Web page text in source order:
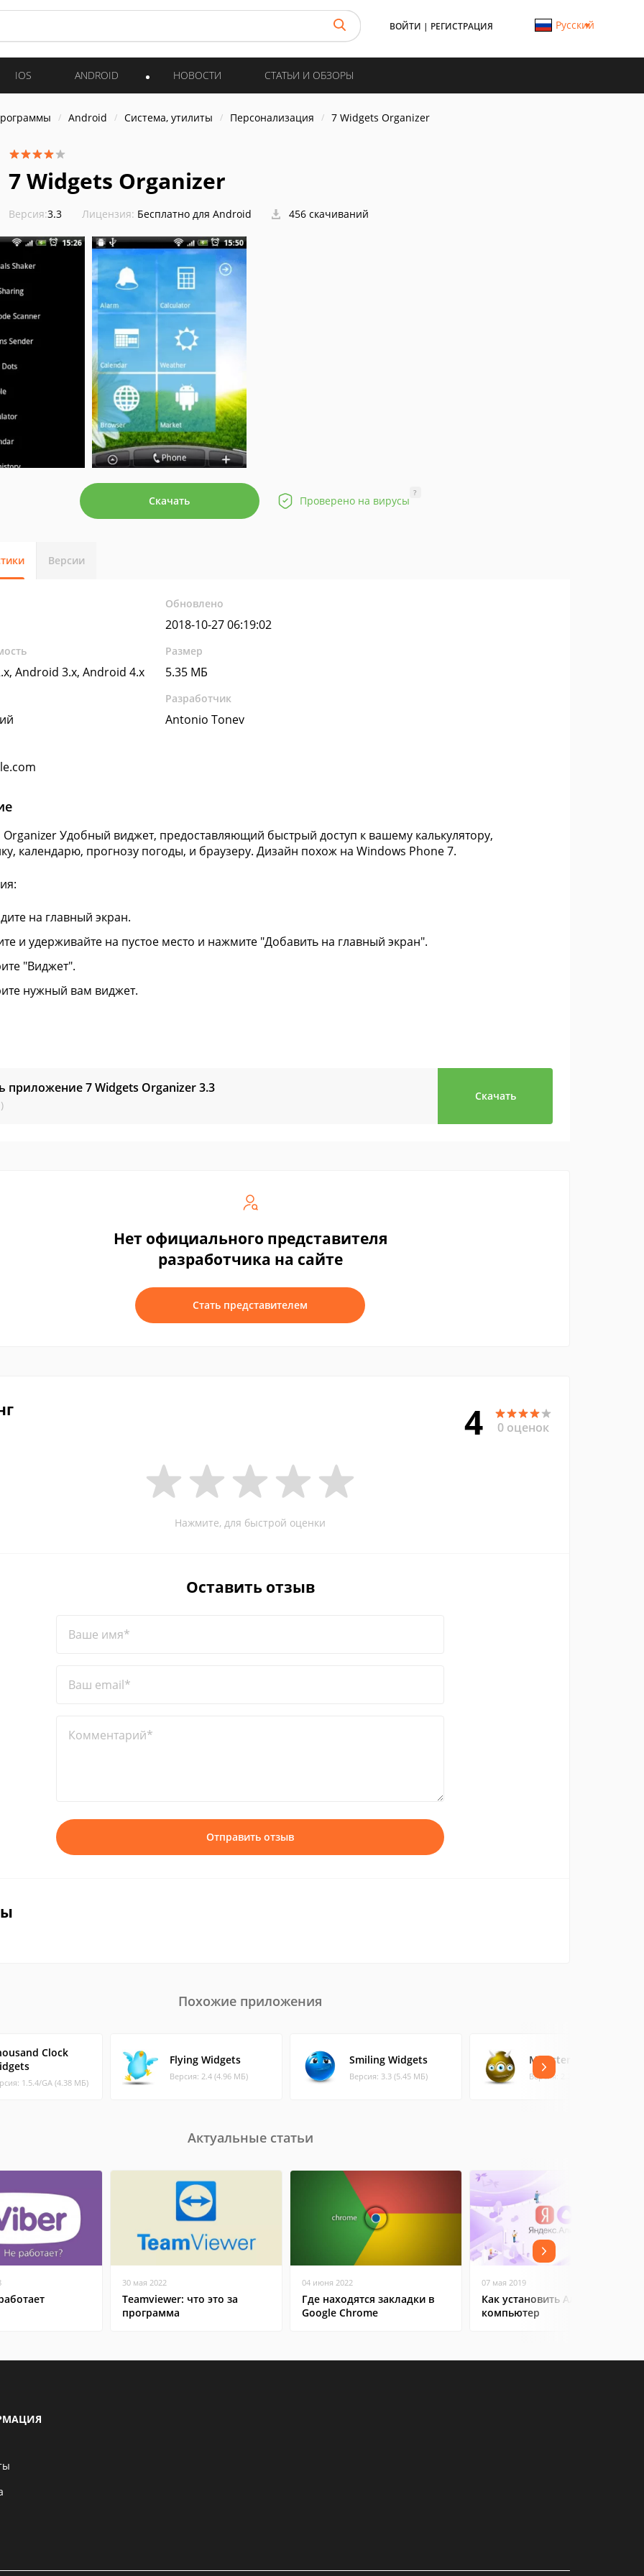
ВОЙТИ | РЕГИСТРАЦИЯ Русский
IOS ANDROID НОВОСТИ СТАТЬИ И ОБЗОРЫ
Android Система, утилиты Персонализация 7 Widgets Organizer
7 Widgets Organizer
Версия:3.3 Лицензия: Бесплатно для Android 456 скачиваний
Скачать Проверено на вирусы
?
Версии
Обновлено
2018-10-27 06:19:02
Android 3.x, Android 4.x
Размер
5.35 МБ
Разработчик
Antonio Tonev
Organizer Удобный виджет, предоставляющий быстрый доступ к вашему калькулятору,
календарю, прогнозу погоды, и браузеру. Дизайн похож на Windows Phone 7.
на главный экран.
и удерживайте на пустое место и нажмите "Добавить на главный экран".
"Виджет".
нужный вам виджет.
приложение 7 Widgets Organizer3.3
Скачать
Нет официального представителя
разработчика на сайте
Стать представителем
4 0 оценок
Нажмите, для быстрой оценки
Оставить отзыв
Ваше имя*
Ваш email*
Комментарий*
Отправить отзыв
Похожие приложения
Clock
1.5.4/GA (4.38 МБ)
Flying Widgets
Версия: 2.4 (4.96 МБ)
Smiling Widgets
Версия: 3.3 (5.45 МБ)
Monster Widgets
Версия: 2.2 (4.95 МБ)
Актуальные статьи
30 мая 2022
Teamviewer: что это за
программа
04 июня 2022
Где находятся закладки в
Google Chrome
07 мая 2019
Как установить Алису на
компьютер